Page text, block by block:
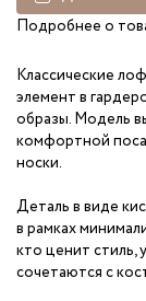
Подробнее о
Классические
элемент в
образы. Модель
комфортной
носки.
Деталь в виде
в рамках
кто ценит стиль,
сочетаются с